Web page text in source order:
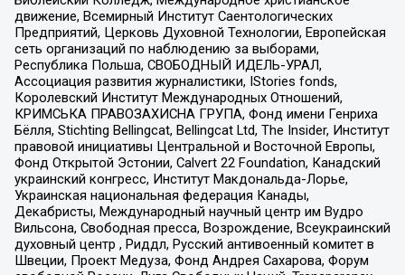
движение, Всемирный Институт Саентологических
Предприятий, Церковь Духовной Технологии, Европейская
сеть организаций по наблюдению за выборами,
Республика Польша, СВОБОДНЫЙ ИДЕЛЬ-УРАЛ,
Ассоциация развития журналистики, IStories fonds,
Королевский Институт Международных Отношений,
КРИМСЬКА ПРАВОЗАХИСНА ГРУПА, Фонд имени Генриха
Бёлля, Stichting Bellingcat, Bellingcat Ltd, The Insider, Институт
правовой инициативы Центральной и Восточной Европы,
Фонд Открытой Эстонии, Calvert 22 Foundation, Канадский
украинский конгресс, Институт Макдональда-Лорье,
Украинская национальная федерация Канады,
Декабристы, Международный научный центр им Вудро
Вильсона, Свободная пресса, Возрождение, Всеукраинский
духовный центр , Риддл, Русский антивоенный комитет в
Швеции, Проект Медуза, Фонд Андрея Сахарова, Форум